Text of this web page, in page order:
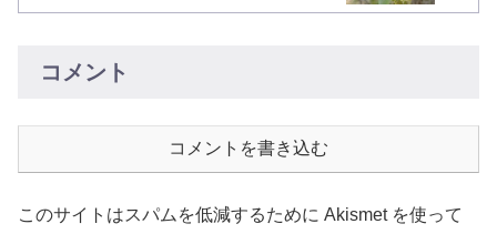
コメント
コメントを書き込む
このサイトはスパムを低減するために Akismet を使って